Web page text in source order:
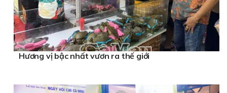
Hương vị bậc nhất vươn ra thế giới